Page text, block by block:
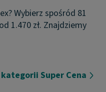
Wybierz spośród 81
1.470 zł. Znajdziemy
Super Cena